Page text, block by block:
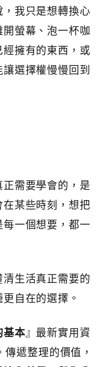
我只是想轉換心
螢幕、泡一杯咖
擁有的東西，或
選擇權慢慢回到
需要學會的，是
某些時刻，想把
一個想要，都一
生活真正需要的
自在的選擇。
基本』最新實用資
遞整理的價值，